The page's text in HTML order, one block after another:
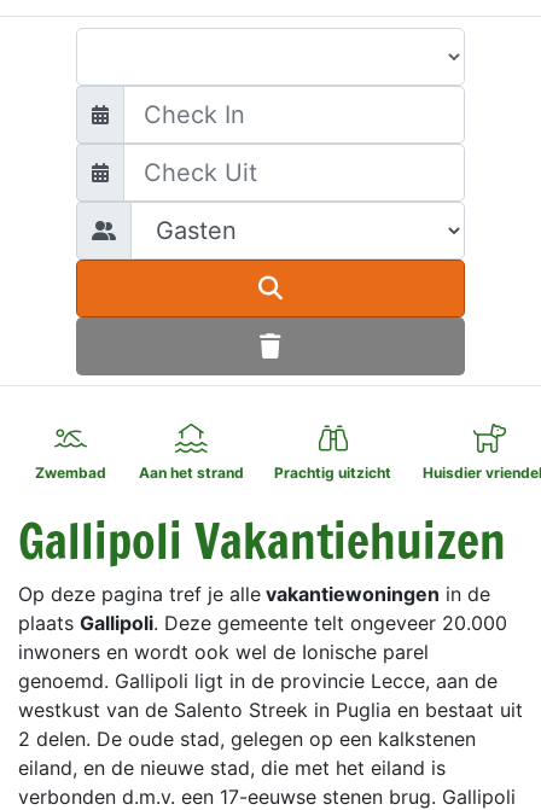
Zwembad Aan het strand Prachtig uitzicht Huisdier
Gallipoli Vakantiehuizen
Op deze pagina tref je alle vakantiewoningen in de
plaats Gallipoli. Deze gemeente telt ongeveer 20.000
inwoners en wordt ook wel de Ionische parel
genoemd. Gallipoli ligt in de provincie Lecce, aan de
westkust van de Salento Streek in Puglia en bestaat uit
2 delen. De oude stad, gelegen op een kalkstenen
eiland, en de nieuwe stad, die met het eiland is
verbonden d.m.v. een 17-eeuwse stenen brug. Gallipoli